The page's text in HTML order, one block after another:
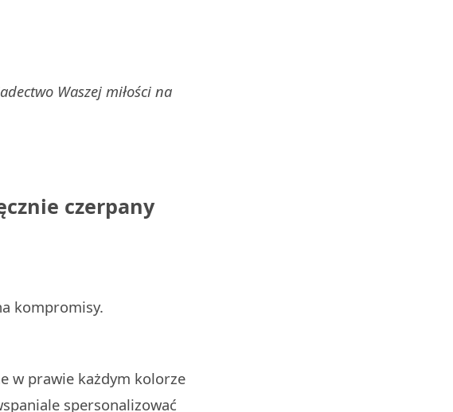
Waszej miłości na
czerpany
kompromisy.
w prawie każdym kolorze
spersonalizować